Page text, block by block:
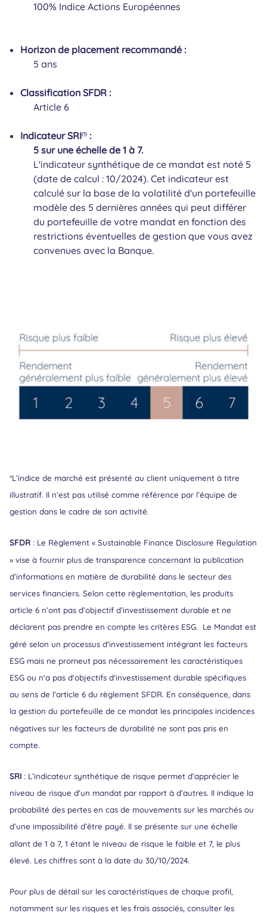
100% Indice Actions Européennes
Horizon de placement recommandé :
5 ans
Classification SFDR :
Article 6
Indicateur SRI(1) :
5 sur une échelle de 1 à 7.
L'indicateur synthétique de ce mandat est noté 5
(date de calcul : 10/2024). Cet indicateur est
calculé sur la base de Ia volatilité d'un portefeuille
modèle des 5 dernières années qui peut différer
du portefeuille de votre mandat en fonction des
restrictions éventuelles de gestion que vous avez
convenues avec la Banque.
*L’indice de marché est présenté au client uniquement à titre
illustratif. Il n’est pas utilisé comme référence par l’équipe de
gestion dans le cadre de son activité.
SFDR : Le Règlement « Sustainable Finance Disclosure Regulation
» vise à fournir plus de transparence concernant la publication
d’informations en matière de durabilité dans le secteur des
services financiers. Selon cette règlementation, les produits
article 6 n’ont pas d’objectif d’investissement durable et ne
déclarent pas prendre en compte les critères ESG. Le Mandat est
géré selon un processus d'investissement intégrant les facteurs
ESG mais ne promeut pas nécessairement les caractéristiques
ESG ou n'a pas d'objectifs d'investissement durable spécifiques
au sens de l’article 6 du règlement SFDR. En conséquence, dans
la gestion du portefeuille de ce mandat les principales incidences
négatives sur les facteurs de durabilité ne sont pas pris en
compte.
SRI : L’indicateur synthétique de risque permet d’apprécier le
niveau de risque d’un mandat par rapport à d’autres. Il indique la
probabilité des pertes en cas de mouvements sur les marchés ou
d’une impossibilité d’être payé. Il se présente sur une échelle
allant de 1 à 7, 1 étant le niveau de risque le faible et 7, le plus
élevé. Les chiffres sont à la date du 30/10/2024.
Pour plus de détail sur les caractéristiques de chaque profil,
notamment sur les risques et les frais associés, consulter les